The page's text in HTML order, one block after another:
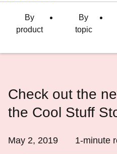
By
product
By
topic
Check out the
the Cool Stuff
May 2, 2019 1-minute